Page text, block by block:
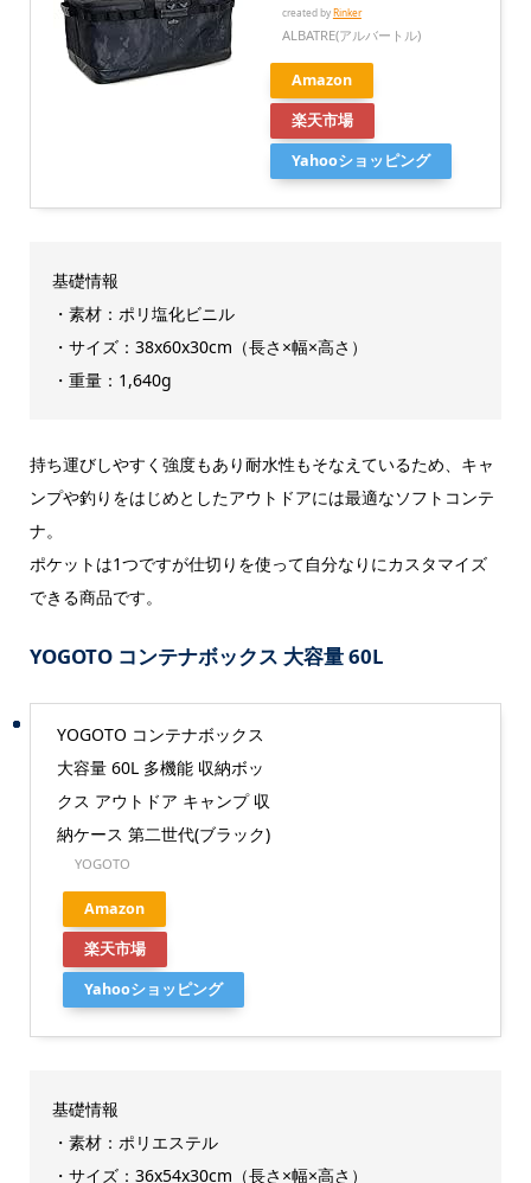
created byRinker
ALBATRE(アルバートル)
Amazon
楽天市場
Yahooショッピング
基礎情報
・素材：ポリ塩化ビニル
・サイズ：38x60x30cm（長さ×幅×高さ）
・重量：1,640g
持ち運びしやすく強度もあり耐水性もそなえているため、キャ
ンプや釣りをはじめとしたアウトドアには最適なソフトコンテ
ナ。
ポケットは1つですが仕切りを使って自分なりにカスタマイズ
できる商品です。
YOGOTO コンテナボックス 大容量 60L
YOGOTO コンテナボックス
大容量 60L 多機能 収納ボッ
クス アウトドア キャンプ 収
納ケース 第二世代(ブラック)
YOGOTO
Amazon
楽天市場
Yahooショッピング
基礎情報
・素材：ポリエステル
・サイズ：36x54x30cm（長さ×幅×高さ）